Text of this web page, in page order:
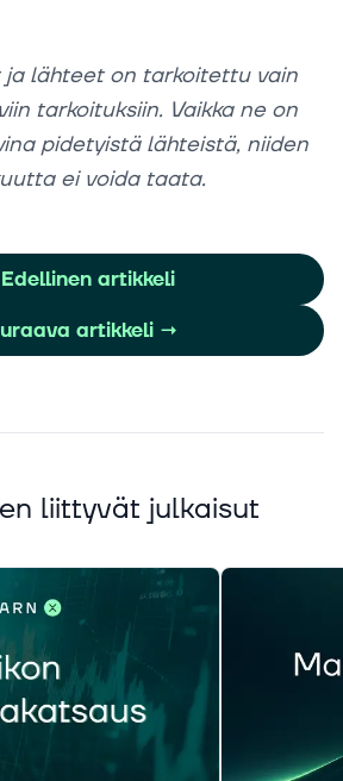
lähteet on tarkoitettu vain
tarkoituksiin. Vaikka ne on
pidetyistä lähteistä, niiden
ei voida taata.
Edellinen artikkeli
artikkeli →
liittyvät julkaisut